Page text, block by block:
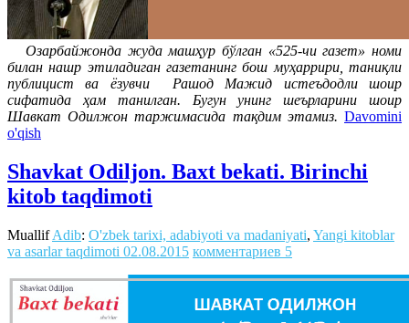
Озарбайжонда жуда машҳур бўлган «525-чи газет» номи
билан нашр этиладиган газетанинг бош муҳаррири, таниқли
публицист ва ёзувчи Рашод Мажид истеъдодли шоир
сифатида ҳам танилган. Бугун унинг шеърларини шоир
Шавкат Одилжон таржимасида тақдим этамиз. Davomini
o'qish
Shavkat Odiljon. Baxt bekati. Birinchi
kitob taqdimoti
MuallifAdib: O'zbek tarixi, adabiyoti va madaniyati, Yangi kitoblar
va asarlar taqdimoti 02.08.2015 комментариев 5